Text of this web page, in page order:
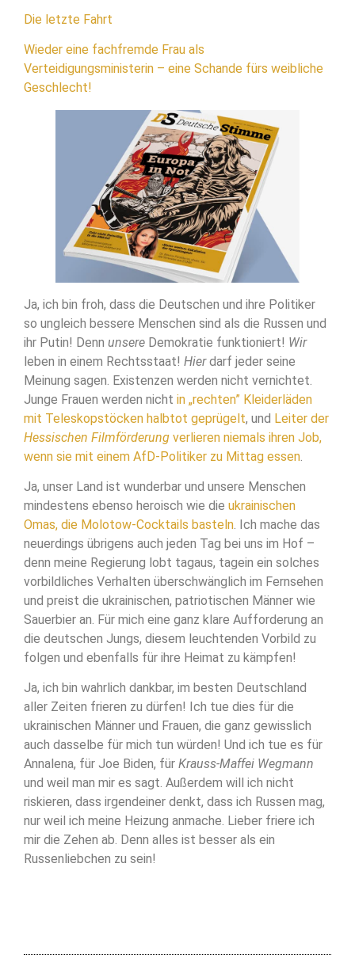
Die letzte Fahrt
Wieder eine fachfremde Frau als
Verteidigungsministerin – eine Schande fürs weibliche
Geschlecht!
Ja, ich bin froh, dass die Deutschen und ihre Politiker
so ungleich bessere Menschen sind als die Russen und
ihr Putin! Denn unsere Demokratie funktioniert! Wir
leben in einem Rechtsstaat! Hierdarf jeder seine
Meinung sagen. Existenzen werden nicht vernichtet.
Junge Frauen werden nicht in „rechten” Kleiderläden
mit Teleskopstöcken halbtot geprügelt, und Leiter der
Hessischen Filmförderung verlieren niemals ihren Job,
wenn sie mit einem AfD-Politiker zu Mittag essen
Ja, unser Land ist wunderbar und unsere Menschen
mindestens ebenso heroisch wie die ukrainischen
Omas, die Molotow-Cocktails basteln. Ich mache das
neuerdings übrigens auch jeden Tag bei uns im Hof –
denn meine Regierung lobt tagaus, tagein ein solches
vorbildliches Verhalten überschwänglich im Fernsehen
und preist die ukrainischen, patriotischen Männer wie
Sauerbier an. Für mich eine ganz klare Aufforderung an
die deutschen Jungs, diesem leuchtenden Vorbild zu
folgen und ebenfalls für ihre Heimat zu kämpfen!
Ja, ich bin wahrlich dankbar, im besten Deutschland
aller Zeiten frieren zu dürfen! Ich tue dies für die
ukrainischen Männer und Frauen, die ganz gewisslich
auch dasselbe für mich tun würden! Und ich tue es für
Annalena, für Joe Biden, für Krauss-Maffei Wegmann
und weil man mir es sagt. Außerdem will ich nicht
riskieren, dass irgendeiner denkt, dass ich Russen mag,
nur weil ich meine Heizung anmache. Lieber friere ich
mir die Zehen ab. Denn alles ist besser als ein
Russenliebchen zu sein!